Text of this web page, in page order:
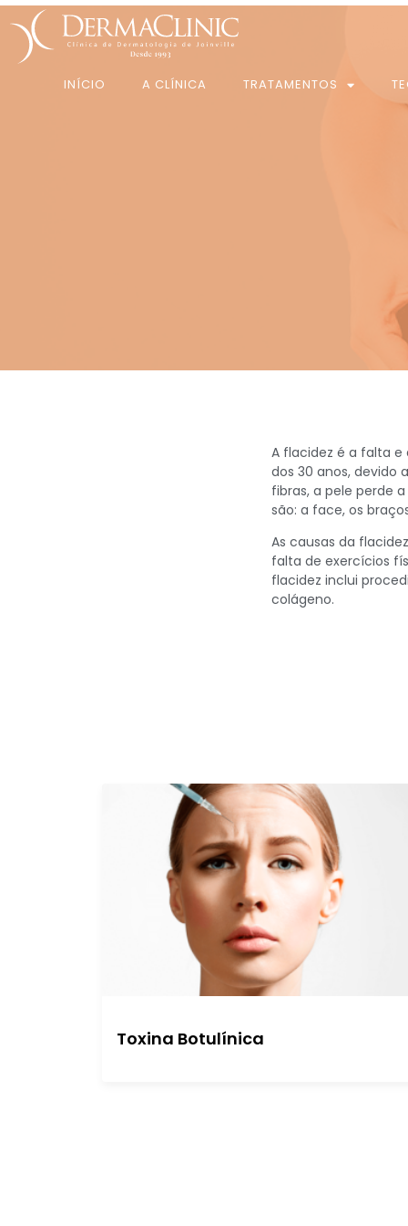
INÍCIO A CLÍNICA TRATAMENTOS
A flacidez é a falta
dos 30 anos, devido
fibras, a pele perde
são: a face, os
As causas da
falta de exercícios
flacidez inclui
colágeno.
Toxina Botulínica